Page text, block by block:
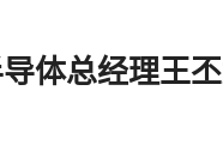
体总经理王